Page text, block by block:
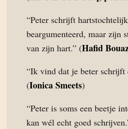
“Peter schrijft
beargumenteerd, maar zijn
van zijn hart.” (Hafid
“Ik vind dat je beter schrijft
(Ionica Smeets)
“Peter is soms een beetje
kan wél echt goed